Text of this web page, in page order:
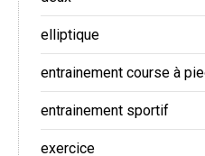
elliptique
entrainement course à
entrainement sportif
exercice